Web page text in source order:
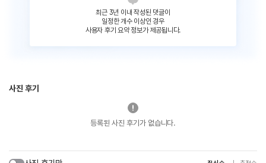
최근 3년 이내 작성된 댓글이
일정한 개수 이상인 경우
사용자 후기 요약 정보가 제공됩니다.
사진 후기
등록된 사진 후기가 없습니다.